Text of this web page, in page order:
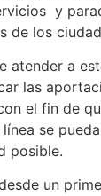
y
de los
atender a
las
el fin de
se
posible.
un